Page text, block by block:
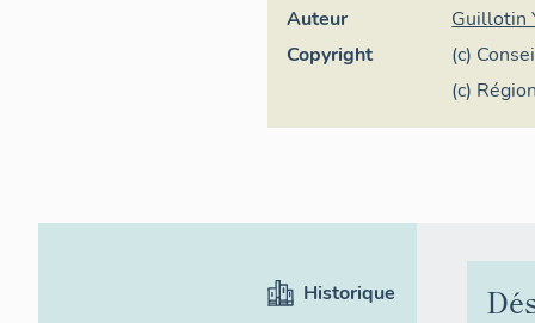
Auteur
Guillotin
Copyright
(c)
(c)
Historique